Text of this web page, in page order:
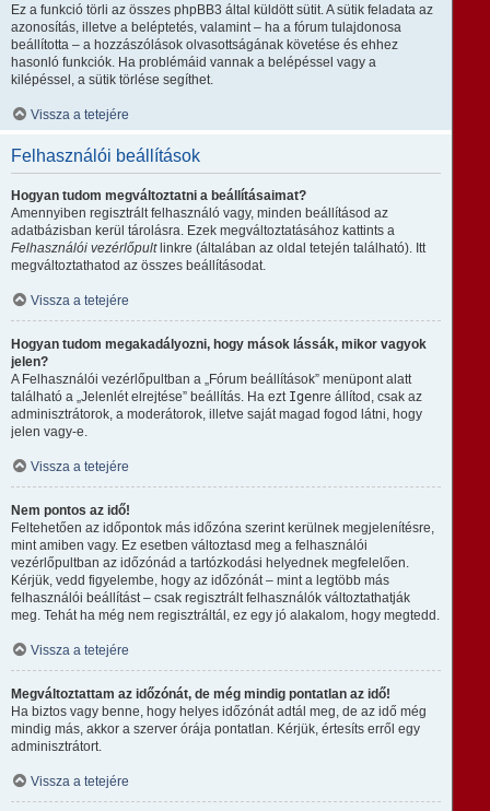
Ez a funkció törli az összes phpBB3 által küldött sütit. A sütik feladata az
azonosítás, illetve a beléptetés, valamint – ha a fórum tulajdonosa
beállította – a hozzászólások olvasottságának követése és ehhez
hasonló funkciók. Ha problémáid vannak a belépéssel vagy a
kilépéssel, a sütik törlése segíthet.
Vissza a tetejére
Felhasználói beállítások
Hogyan tudom megváltoztatni a beállításaimat?
Amennyiben regisztrált felhasználó vagy, minden beállításod az
adatbázisban kerül tárolásra. Ezek megváltoztatásához kattints a
Felhasználói vezérlőpultlinkre (általában az oldal tetején található). Itt
megváltoztathatod az összes beállításodat.
Vissza a tetejére
Hogyan tudom megakadályozni, hogy mások lássák, mikor vagyok
jelen?
A Felhasználói vezérlőpultban a „Fórum beállítások” menüpont alatt
található a „Jelenlét elrejtése” beállítás. Ha ezt Igenre állítod, csak az
adminisztrátorok, a moderátorok, illetve saját magad fogod látni, hogy
jelen vagy-e.
Vissza a tetejére
Nem pontos az idő!
Feltehetően az időpontok más időzóna szerint kerülnek megjelenítésre,
mint amiben vagy. Ez esetben változtasd meg a felhasználói
vezérlőpultban az időzónád a tartózkodási helyednek megfelelően.
Kérjük, vedd figyelembe, hogy az időzónát – mint a legtöbb más
felhasználói beállítást – csak regisztrált felhasználók változtathatják
meg. Tehát ha még nem regisztráltál, ez egy jó alakalom, hogy megtedd.
Vissza a tetejére
Megváltoztattam az időzónát, de még mindig pontatlan az idő!
Ha biztos vagy benne, hogy helyes időzónát adtál meg, de az idő még
mindig más, akkor a szerver órája pontatlan. Kérjük, értesíts erről egy
adminisztrátort.
Vissza a tetejére